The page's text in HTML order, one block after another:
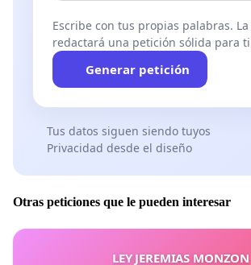
Escribe con tus propias palabras. La
redactará una petición sólida para
Generar petición
Tus datos siguen siendo tuyos
Privacidad desde el diseño
Otras peticiones que le pueden interesar
LEY JEREMIAS MONZON